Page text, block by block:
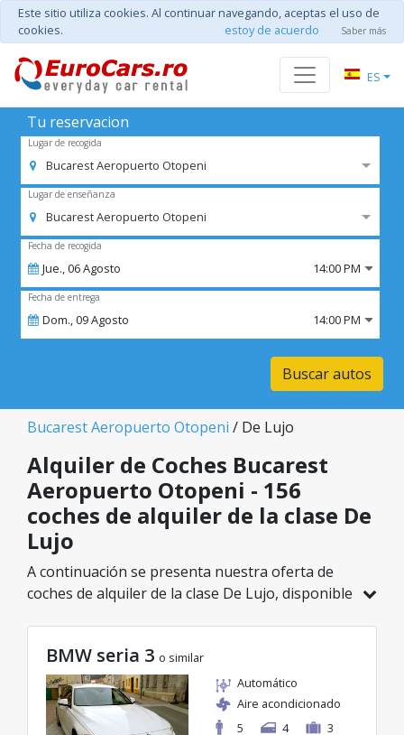
Este sitio utiliza cookies. Al continuar navegando, aceptas el uso de
cookies.
estoy de acuerdo Saber más
ES
Tu reservacion
Lugar de recogida
Bucarest Aeropuerto Otopeni
Lugar de enseñanza
Bucarest Aeropuerto Otopeni
Fecha de recogida
Jue.,06Agosto 14:00 PM
Fecha de entrega
Dom.,09Agosto 14:00 PM
Buscar autos
Bucarest Aeropuerto Otopeni / De Lujo
Alquiler de Coches Bucarest
Aeropuerto Otopeni - 156
coches de alquiler de la clase De
Lujo
A continuación se presenta nuestra oferta de
coches de alquiler de la clase De Lujo, disponible
modelo ideal de la categoría seleccionada, con
tarifas excelentes desde solo 32€/día.
BMW seria 3 o similar
Automático
Aire acondicionado
5
4 3